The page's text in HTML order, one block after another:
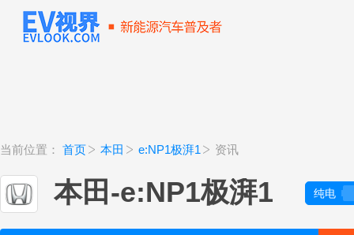
当前位置： 首页 本田 e:NP1极湃1 资讯
本田 -e:NP1极湃1 纯电